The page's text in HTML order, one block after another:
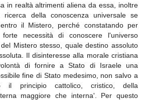
in realtà altrimenti aliena da essa, inoltre
ricerca della conoscenza universale se
il Mistero, perché constatando per
necessità di conoscere l'universo
Mistero stesso, quale destino assoluto
Il disinteresse alla morale cristiana
di fornire a Stato di Israele una
fine di Stato medesimo, non salvo a
il principio cattolico, cristico, della
maggiore che interna'. Per questo